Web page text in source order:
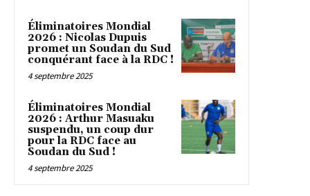
Éliminatoires Mondial
2026 : Nicolas Dupuis
promet un Soudan du Sud
conquérant face à la RDC !
4 septembre 2025
Éliminatoires Mondial
2026 : Arthur Masuaku
suspendu, un coup dur
pour la RDC face au
Soudan du Sud !
4 septembre 2025